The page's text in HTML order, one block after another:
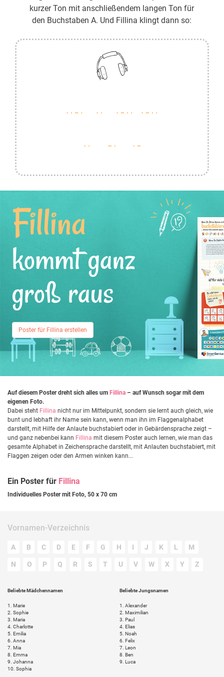
kurzer Ton mit anschließendem langen Ton für
den Buchstaben A. Und Fillina klingt dann so:
Fillina
kommt ganz
groß raus
Poster für Fillina erstellen
Auf diesem Poster dreht sich alles um Fillina – auf Wunsch sogar mit dem
eigenen Foto.
Dabei steht Fillina nicht nur im Mittelpunkt, sondern sie lernt auch gleich, wie
bunt und lebhaft ihr Name sein kann, wenn man ihn im Flaggenalphabet
darstellt, mit Hilfe der Anlaute buchstabiert oder in Gebärdensprache zeigt –
und ganz nebenbei kann Fillina mit diesem Poster auch lernen, wie man das
gesamte Alphabet in Zeichensprache darstellt, mit Anlauten buchstabiert, mit
Flaggen zeigen oder den Armen winken kann...
Ein Poster für Fillina
Individuelles Poster mit Foto, 50 x 70 cm
Vornamen-Verzeichnis
A B C D E F G H I J K L M
N O P Q R S T U V W X Y Z
Beliebte Mädchennamen
1.
Marie
2. Sophie
3. Maria
4. Charlotte
5. Emilia
6. Anna
7. Mia
8. Emma
9. Johanna
10. Sophia
Beliebte Jungsnamen
1.
Alexander
2. Maximilian
3. Paul
4. Elias
5. Noah
6. Felix
7. Leon
8. Ben
9. Luca